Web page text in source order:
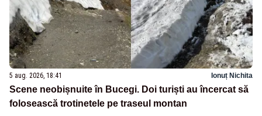
5 aug. 2026, 18:41 Ionuț Nichita
Scene neobișnuite în Bucegi. Doi turiști au încercat să
folosească trotinetele pe traseul montan